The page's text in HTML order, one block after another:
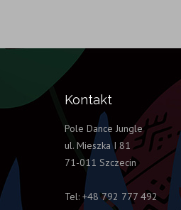
Kontakt
Pole Dance Jungle
ul. Mieszka I 81
71-011 Szczecin
Tel: +48 792 777 492